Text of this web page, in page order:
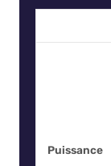
Puissance